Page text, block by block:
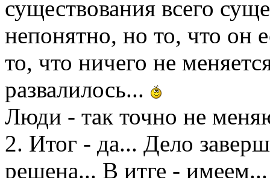
существования всего
непонятно, но то, что он
то, что ничего не
развалилось...
Люди - так точно не
2. Итог - да... Дело
решена... В итге -